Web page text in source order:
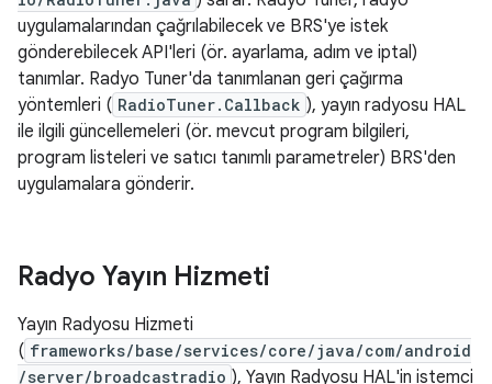
uygulamalarından çağrılabilecek ve BRS'ye istek
gönderebilecek API'leri (ör. ayarlama, adım ve iptal)
tanımlar. Radyo Tuner'da tanımlanan geri çağırma
yöntemleri ( RadioTuner.Callback ), yayın radyosu HAL
ile ilgili güncellemeleri (ör. mevcut program bilgileri,
program listeleri ve satıcı tanımlı parametreler) BRS'den
uygulamalara gönderir.
Radyo Yayın Hizmeti
Yayın Radyosu Hizmeti
( frameworks/base/services/core/java/com/android
/server/broadcastradio ), Yayın Radyosu HAL'in istemci